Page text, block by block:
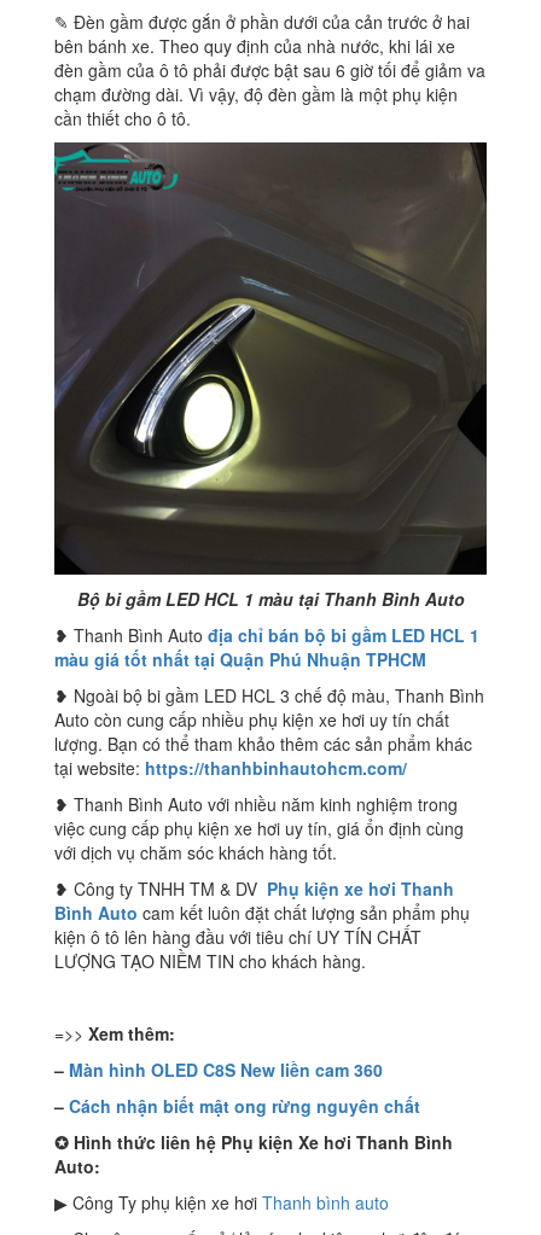
✎ Đèn gầm được gắn ở phần dưới của cản trước ở hai
bên bánh xe. Theo quy định của nhà nước, khi lái xe
đèn gầm của ô tô phải được bật sau 6 giờ tối để giảm va
chạm đường dài. Vì vậy, độ đèn gầm là một phụ kiện
cần thiết cho ô tô.
Bộ bi gầm LED HCL 1 màu tại Thanh Bình Auto
❥ Thanh Bình Auto địa chỉ bán bộ bi gầm LED HCL 1
màu giá tốt nhất tại Quận Phú Nhuận TPHCM
❥ Ngoài bộ bi gầm LED HCL 3 chế độ màu, Thanh Bình
Auto còn cung cấp nhiều phụ kiện xe hơi uy tín chất
lượng. Bạn có thể tham khảo thêm các sản phẩm khác
tại website: https://thanhbinhautohcm.com/
❥ Thanh Bình Auto với nhiều năm kinh nghiệm trong
việc cung cấp phụ kiện xe hơi uy tín, giá ổn định cùng
với dịch vụ chăm sóc khách hàng tốt.
❥ Công ty TNHH TM & DV Phụ kiện xe hơi Thanh
Bình Auto cam kết luôn đặt chất lượng sản phẩm phụ
kiện ô tô lên hàng đầu với tiêu chí UY TÍN CHẤT
LƯỢNG TẠO NIỀM TIN cho khách hàng.
=>> Xem thêm:
– Màn hình OLED C8S New liền cam 360
– Cách nhận biết mật ong rừng nguyên chất
✪ Hình thức liên hệ Phụ kiện Xe hơi Thanh Bình
Auto:
▶ Công Ty phụ kiện xe hơi Thanh bình auto